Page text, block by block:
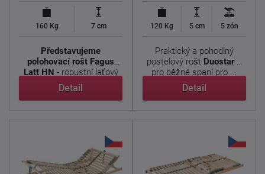
160 Kg 7 cm
Představujeme
polohovací rošt Fagus
Latt HN - robustní laťový
...
Detail
120 Kg 5 cm 5 zón
Praktický a pohodlný
postelový roštDuostar P
pro běžné spaní pro ...
Detail